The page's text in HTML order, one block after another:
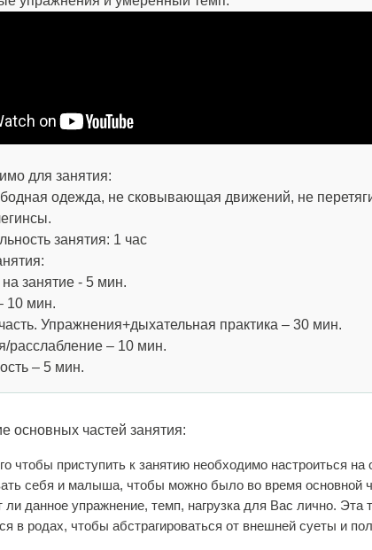
для занятия:
одежда, не сковывающая движений, не
занятия: 1 час
занятие - 5 мин.
10 мин.
Упражнения+дыхательная практика – 30 мин.
расслабление – 10 мин.
– 5 мин.
основных частей занятия:
чтобы приступить к занятию необходимо настроиться
себя и малыша, чтобы можно было во время основной
ли данное упражнение, темп, нагрузка для Вас лично. Эта
в родах, чтобы абстрагироваться от внешней суеты и